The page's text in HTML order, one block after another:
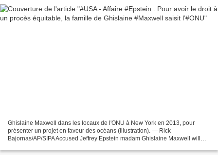
Ghislaine Maxwell dans les locaux de l'ONU à New York en 2013, pour
présenter un projet en faveur des océans (illustration). — Rick
Bajornas/AP/SIPA Accused Jeffrey Epstein madam Ghislaine Maxwell will